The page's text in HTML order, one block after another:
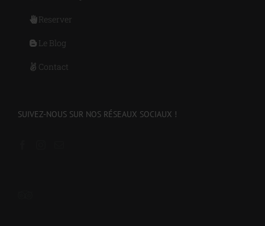
Reserver
Le Blog
Contact
SUIVEZ-NOUS SUR NOS RÉSEAUX SOCIAUX !